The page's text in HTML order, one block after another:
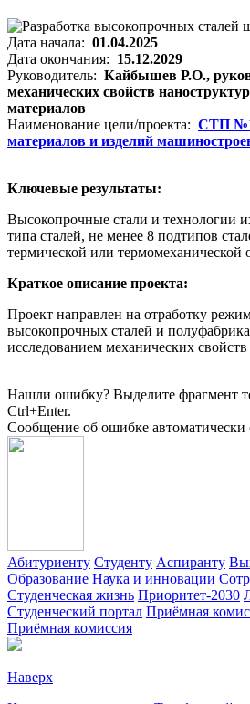
Дата начала: 01.04.2025
Дата окончания: 15.12.2029
Руководитель: Кайбышев Р.О.,
механических свойств
материалов
Наименование цели/проекта: СТП №1
материалов и изделий
Ключевые результаты:
Высокопрочные стали и технологии
типа сталей, не менее 8 подтипов
термической или термомеханической
Краткое описание проекта:
Проект направлен на отработку
высокопрочных сталей и
исследованием механических свойств
Нашли ошибку? Выделите фрагмент
Ctrl+Enter.
Сообщение об ошибке автоматически
Абитуриенту Студенту Аспиранту
Образование Наука и инновации
Студенческая жизнь Приоритет-2030
Студенческий портал Приёмная
Приёмная комиссия
Наверх